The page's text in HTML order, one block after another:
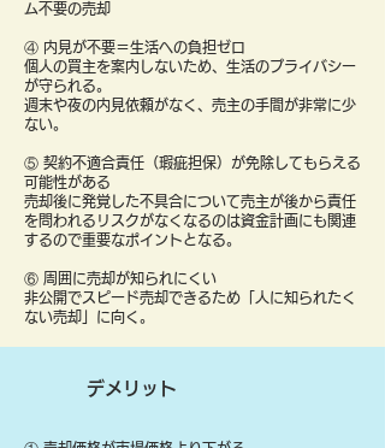
ム不要の売却
④ 内見が不要＝生活への負担ゼロ
個人の買主を案内しないため、生活のプライバシー
が守られる。
週末や夜の内見依頼がなく、売主の手間が非常に少
ない。
⑤ 契約不適合責任（瑕疵担保）が免除してもらえる
可能性がある
売却後に発覚した不具合について売主が後から責任
を問われるリスクがなくなるのは資金計画にも関連
するので重要なポイントとなる。
⑥ 周囲に売却が知られにくい
非公開でスピード売却できるため「人に知られたく
ない売却」に向く。
デメリット